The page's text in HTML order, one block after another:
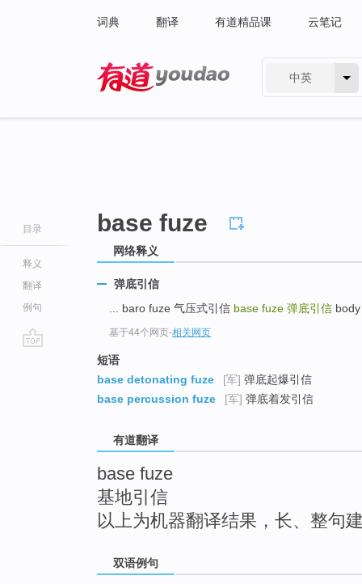
词典 翻译 有道精品课 云笔记
中英
目录
释义
翻译
例句
base fuze
网络释义
弹底引信
... baro fuze 气压式引信 base fuze 弹底引信
基于44个网页-相关网页
短语
base detonating fuze
[军] 弹底起爆引信
base percussion fuze
[军] 弹底着发引信
有道翻译
base fuze
基地引信
以上为机器翻译结果，长、整句
双语例句